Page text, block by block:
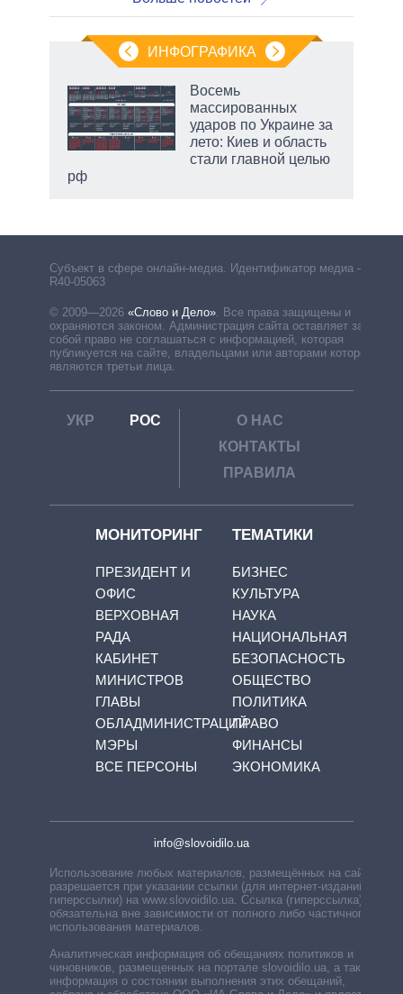
ИНФОГРАФИКА
Восемь
массированных
ударов по Украине за
лето: Киев и область
стали главной целью
рф
Субъект в сфере онлайн-медиа. Идентификатор медиа –
R40-05063
© 2009—2026 «Слово и Дело». Все права защищены и
охраняются законом. Администрация сайта оставляет за
собой право не соглашаться с информацией, которая
публикуется на сайте, владельцами или авторами которой
являются третьи лица.
УКР РОС
О НАС
КОНТАКТЫ
ПРАВИЛА
МОНИТОРИНГ
ПРЕЗИДЕНТ И
ОФИС
ВЕРХОВНАЯ
РАДА
КАБИНЕТ
МИНИСТРОВ
ГЛАВЫ
ОБЛАДМИНИСТРАЦИЙ
МЭРЫ
ВСЕ ПЕРСОНЫ
ТЕМАТИКИ
БИЗНЕС
КУЛЬТУРА
НАУКА
НАЦИОНАЛЬНАЯ
БЕЗОПАСНОСТЬ
ОБЩЕСТВО
ПОЛИТИКА
ПРАВО
ФИНАНСЫ
ЭКОНОМИКА
info@slovoidilo.ua
Использование любых материалов, размещённых на сайте,
разрешается при указании ссылки (для интернет-изданий —
гиперссылки) на www.slovoidilo.ua. Ссылка (гиперссылка)
обязательна вне зависимости от полного либо частичного
использования материалов.
Аналитическая информация об обещаниях политиков и
чиновников, размещенных на портале slovoidilo.ua, а также
информация о состоянии выполнения этих обещаний,